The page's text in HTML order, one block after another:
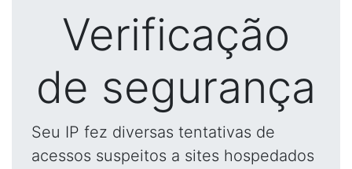
Verificação
de segurança
Seu IP fez diversas tentativas de
acessos suspeitos a sites hospedados